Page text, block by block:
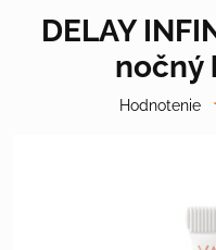
DELAY
nočný
Hodnotenie